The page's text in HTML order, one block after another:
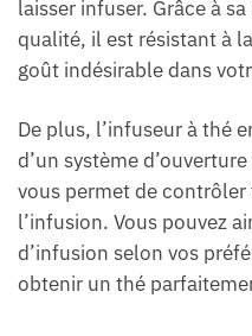
laisser infuser. Grâce à
qualité, il est résistant à
goût indésirable dans
De plus, l’infuseur à thé
d’un système
vous permet de
l’infusion. Vous pouvez
d’infusion selon vos
obtenir un thé